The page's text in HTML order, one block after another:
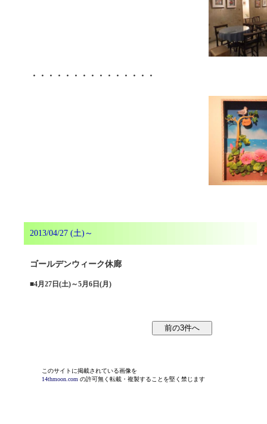
・・・・・・・・・・・・・・・
2013/04/27 (土)～
ゴールデンウィーク休廊
■4月27日(土)～5月6日(月)
このサイトに掲載されている画像を
14thmoon.com の許可無く転載・複製することを堅く禁じます